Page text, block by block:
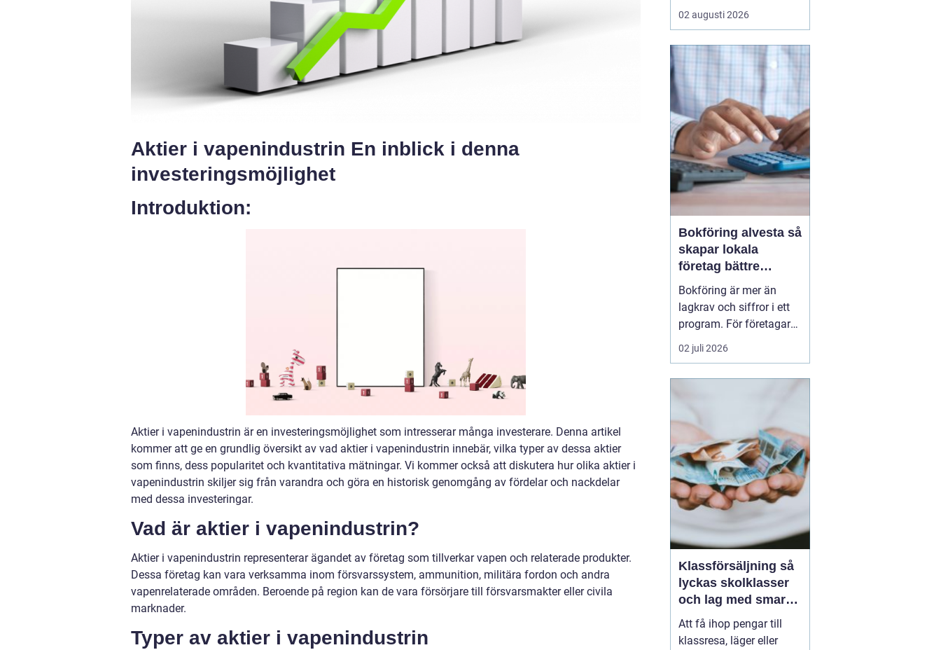
Aktier i vapenindustrin En inblick i denna
investeringsmöjlighet
Introduktion:
Aktier i vapenindustrin är en investeringsmöjlighet som intresserar många investerare. Denna artikel
kommer att ge en grundlig översikt av vad aktier i vapenindustrin innebär, vilka typer av dessa aktier
som finns, dess popularitet och kvantitativa mätningar. Vi kommer också att diskutera hur olika aktier i
vapenindustrin skiljer sig från varandra och göra en historisk genomgång av fördelar och nackdelar
med dessa investeringar.
Vad är aktier i vapenindustrin?
Aktier i vapenindustrin representerar ägandet av företag som tillverkar vapen och relaterade produkter.
Dessa företag kan vara verksamma inom försvarssystem, ammunition, militära fordon och andra
vapenrelaterade områden. Beroende på region kan de vara försörjare till försvarsmakter eller civila
marknader.
Typer av aktier i vapenindustrin
gång. Många sitter på
silversmycken, bestick
liggande i ett skåp år
efter år. Frågan dyker
ofta upp: är det värt
något, och hur går en
försäljning faktiskt till?
...
02 augusti 2026
Bokföring alvesta så
skapar lokala
företag bättre
kontroll och
tryggare ekonomi
Bokföring är mer än
lagkrav och siffror i ett
program. För företagare i
Alvesta handlar det om
vardaglig trygghet, bättre
korrekta, uppdaterade
och begripliga blir det
enklare att växa, ...
02 juli 2026
Klassförsäljning så
lyckas skolklasser
och lag med smarta
säljprojekt
Att få ihop pengar till
klassresa, läger eller